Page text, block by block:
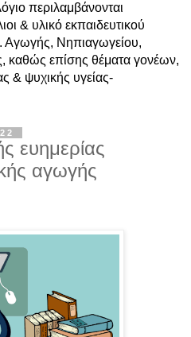
περιλαμβάνονται
& υλικό εκπαιδευτικού
Αγωγής, Νηπιαγωγείου,
καθώς επίσης θέματα γονέων,
& ψυχικής υγείας-
ευημερίας
αγωγής